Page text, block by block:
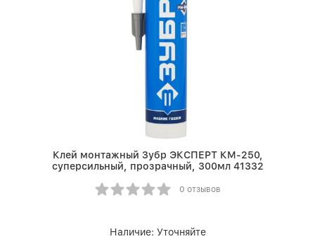
Клей монтажный Зубр ЭКСПЕРТ КМ-250,
суперсильный, прозрачный, 300мл 41332
0 отзывов
Наличие: Уточняйте